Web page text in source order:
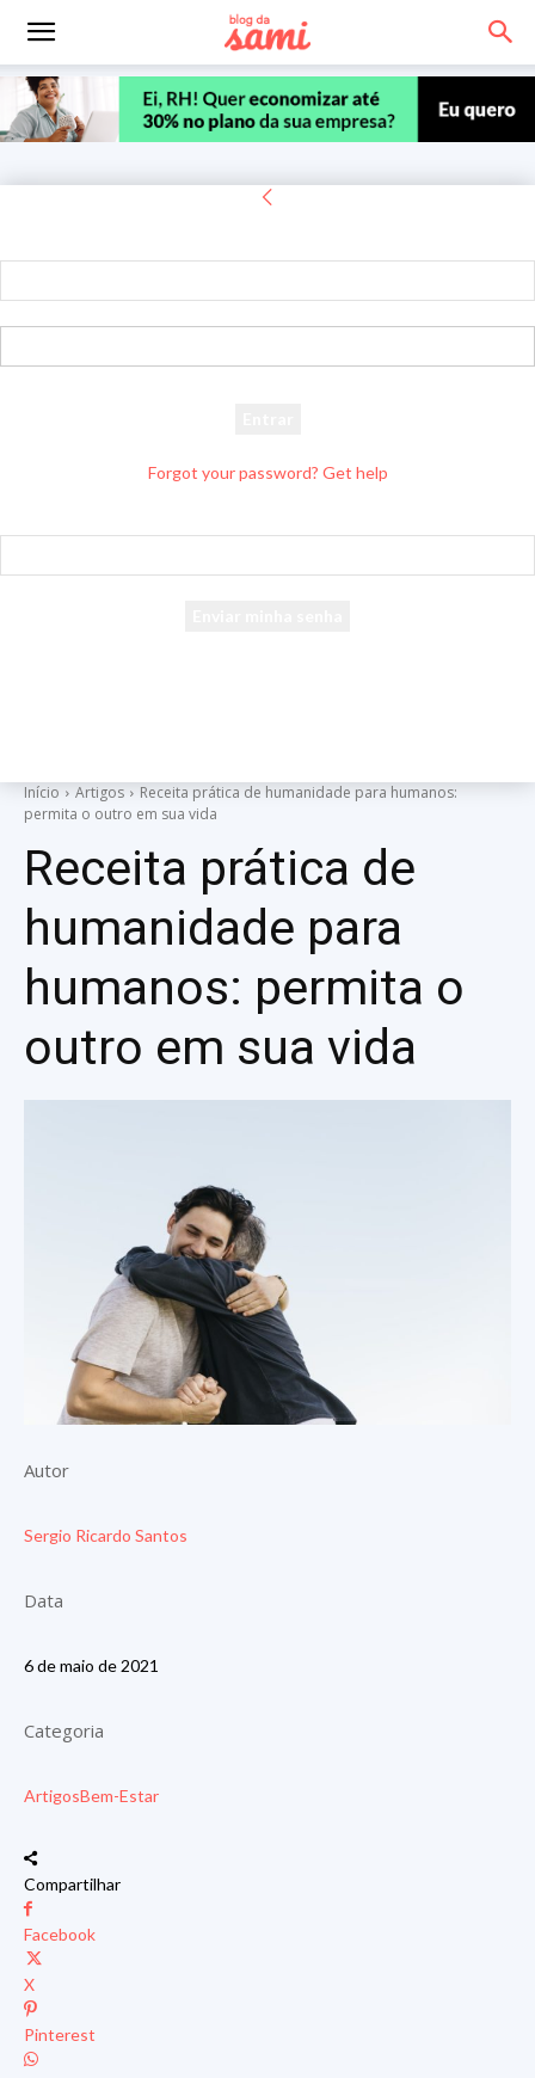
Forgot your password? Get help
Início Artigos
Receita prática de humanidade para humanos:
permita o outro em sua vida
Receita prática de
humanidade para
humanos: permita o
outro em sua vida
Autor
Sergio Ricardo Santos
Data
6 de maio de 2021
Categoria
ArtigosBem-Estar
Compartilhar
Facebook
X
Pinterest